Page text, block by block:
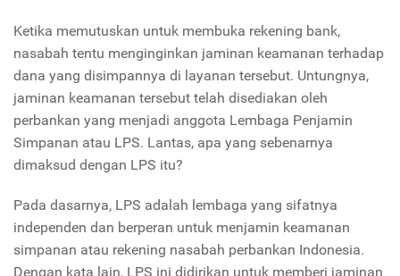
Ketika memutuskan untuk membuka rekening bank,
nasabah tentu menginginkan jaminan keamanan terhadap
dana yang disimpannya di layanan tersebut. Untungnya,
jaminan keamanan tersebut telah disediakan oleh
perbankan yang menjadi anggota Lembaga Penjamin
Simpanan atau LPS. Lantas, apa yang sebenarnya
dimaksud dengan LPS itu?
Pada dasarnya, LPS adalah lembaga yang sifatnya
independen dan berperan untuk menjamin keamanan
simpanan atau rekening nasabah perbankan Indonesia.
Dengan kata lain, LPS ini didirikan untuk memberi jaminan